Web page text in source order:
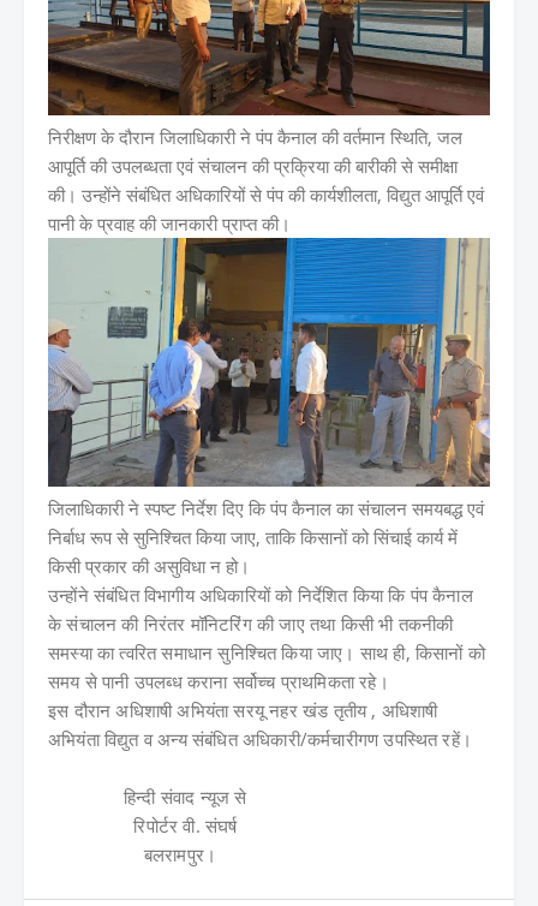
निरीक्षण के दौरान जिलाधिकारी ने पंप कैनाल की वर्तमान स्थिति, जल
आपूर्ति की उपलब्धता एवं संचालन की प्रक्रिया की बारीकी से समीक्षा
की। उन्होंने संबंधित अधिकारियों से पंप की कार्यशीलता, विद्युत आपूर्ति एवं
पानी के प्रवाह की जानकारी प्राप्त की।
जिलाधिकारी ने स्पष्ट निर्देश दिए कि पंप कैनाल का संचालन समयबद्ध एवं
निर्बाध रूप से सुनिश्चित किया जाए, ताकि किसानों को सिंचाई कार्य में
किसी प्रकार की असुविधा न हो।
उन्होंने संबंधित विभागीय अधिकारियों को निर्देशित किया कि पंप कैनाल
के संचालन की निरंतर मॉनिटरिंग की जाए तथा किसी भी तकनीकी
समस्या का त्वरित समाधान सुनिश्चित किया जाए। साथ ही, किसानों को
समय से पानी उपलब्ध कराना सर्वोच्च प्राथमिकता रहे।
इस दौरान अधिशाषी अभियंता सरयू नहर खंड तृतीय , अधिशाषी
अभियंता विद्युत व अन्य संबंधित अधिकारी/कर्मचारीगण उपस्थित रहें।
हिन्दी संवाद न्यूज से
रिपोर्टर वी. संघर्ष
बलरामपुर।